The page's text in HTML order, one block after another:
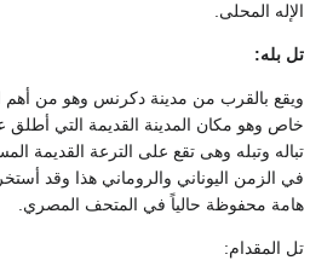
الإله المحلى.
تل بله:
ويقع بالقرب من مدينة دكرنس وهو من أهم
خاص وهو مكان المدينة القديمة التي أطلق
تباله وتبله وهى تقع على الترعة القديمة
في الزمن اليوناني والروماني هذا وقد
هامة محفوظة حالياً في المتحف المصري.
تل المقدام: